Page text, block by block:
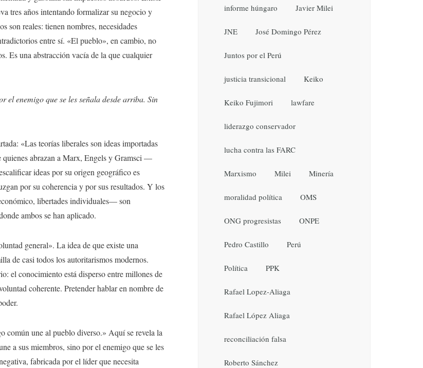
tres años intentando formalizar su negocio y
son reales: tienen nombres, necesidades
entre sí. «El pueblo», en cambio, no
Es una abstracción vacía de la que cualquier
el enemigo que se les señala desde arriba. Sin
«Las teorías liberales son ideas importadas
quienes abrazan a Marx, Engels y Gramsci —
ideas por su origen geográfico es
por su coherencia y por sus resultados. Y los
libertades individuales— son
ambos se han aplicado.
general». La idea de que existe una
de casi todos los autoritarismos modernos.
el conocimiento está disperso entre millones de
coherente. Pretender hablar en nombre de
común une al pueblo diverso.» Aquí se revela la
a sus miembros, sino por el enemigo que se les
fabricada por el líder que necesita
informe húngaro Javier Milei
JNE José Domingo Pérez
Juntos por el Perú
justicia transicional Keiko
Keiko Fujimori lawfare
liderazgo conservador
lucha contra las FARC
Marxismo Milei Minería
moralidad política OMS
ONG progresistas ONPE
Pedro Castillo Perú
Política PPK
Rafael Lopez-Aliaga
Rafael López Aliaga
reconciliación falsa
Roberto Sánchez